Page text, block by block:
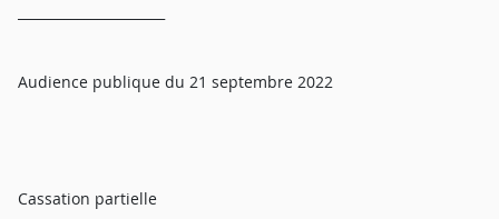
Audience publique du 21 septembre 2022
Cassation partielle